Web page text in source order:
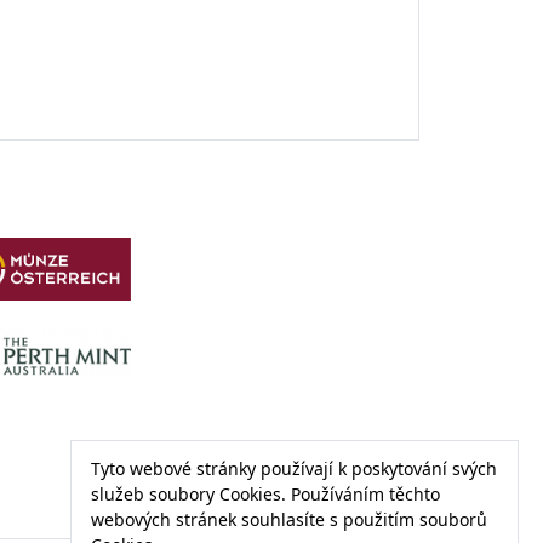
Tyto webové stránky používají k poskytování svých
služeb soubory Cookies. Používáním těchto
webových stránek souhlasíte s použitím souborů